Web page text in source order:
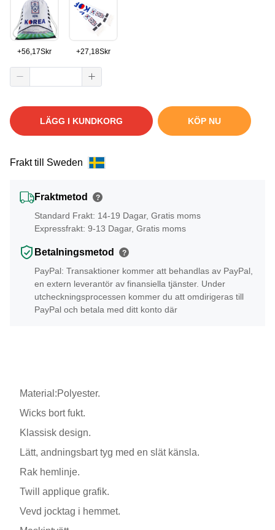
+56,17Skr +27,18Skr
LÄGG I KUNDKORG KÖP NU
Frakt till Sweden
Fraktmetod ?
Standard Frakt: 14-19 Dagar, Gratis moms
Expressfrakt: 9-13 Dagar, Gratis moms
Betalningsmetod ?
PayPal: Transaktioner kommer att behandlas av PayPal,
en extern leverantör av finansiella tjänster. Under
utcheckningsprocessen kommer du att omdirigeras till
PayPal och betala med ditt konto där
Material:Polyester.
Wicks bort fukt.
Klassisk design.
Lätt, andningsbart tyg med en slät känsla.
Rak hemlinje.
Twill applique grafik.
Vevd jocktag i hemmet.